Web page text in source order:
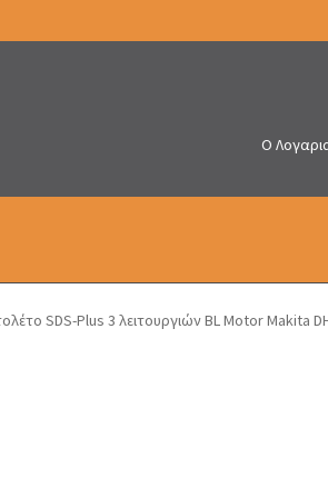
Ο
SDS-Plus 3 λειτουργιών BL Motor Makita